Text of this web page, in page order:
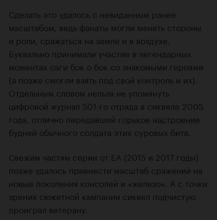
Сделать это удалось с невиданным ранее
масштабом, ведь фанаты могли менять стороны
и роли, сражаться на земле и в воздухе.
Буквально принимали участие в легендарных
моментах саги бок о бок со знакомыми героями
(а позже смогли взять под свой контроль и их).
Отдельным словом нельзя не упомянуть
цифровой журнал 501-го отряда в сиквеле 2005
года, отлично передавший горькое настроение
будней обычного солдата этих суровых битв.
Свежим частям серии от EA (2015 и 2017 годы)
позже удалось привнести масштаб сражений на
новые поколения консолей и «железо». А с точки
зрения сюжетной кампании сиквел подчистую
проиграл ветерану.